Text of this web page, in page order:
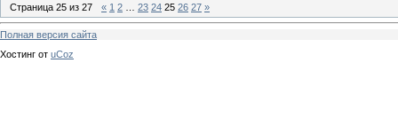
Страница 25 из 27 « 1 2 23 24 25 26 27 »
Полная версия сайта
Хостинг от uCoz